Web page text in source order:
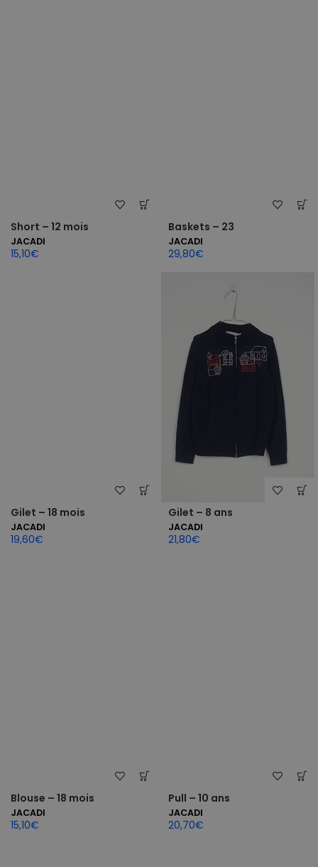
Short – 12 mois
JACADI
15,10€
Baskets – 23
JACADI
29,80€
Gilet – 18 mois
JACADI
19,60€
Gilet – 8 ans
JACADI
21,80€
Blouse – 18 mois
JACADI
15,10€
Pull – 10 ans
JACADI
20,70€